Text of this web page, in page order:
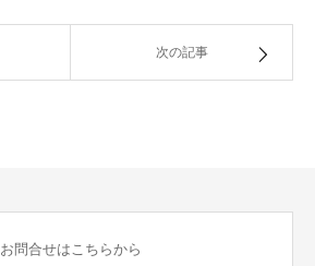
次の記事
お問合せはこちらから